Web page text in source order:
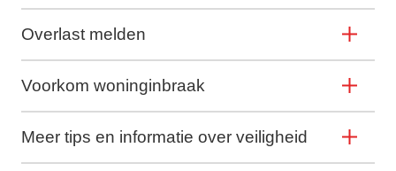
Overlast melden
Voorkom woninginbraak
Meer tips en informatie over veiligheid